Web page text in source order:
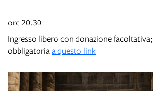
ore 20.30
Ingresso libero con donazione
obbligatoria a questo link